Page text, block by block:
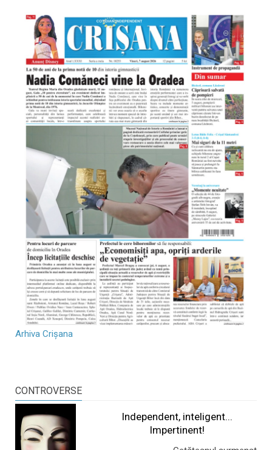
Arhiva Crișana
CONTROVERSE
Independent, inteligent...
Impertinent!